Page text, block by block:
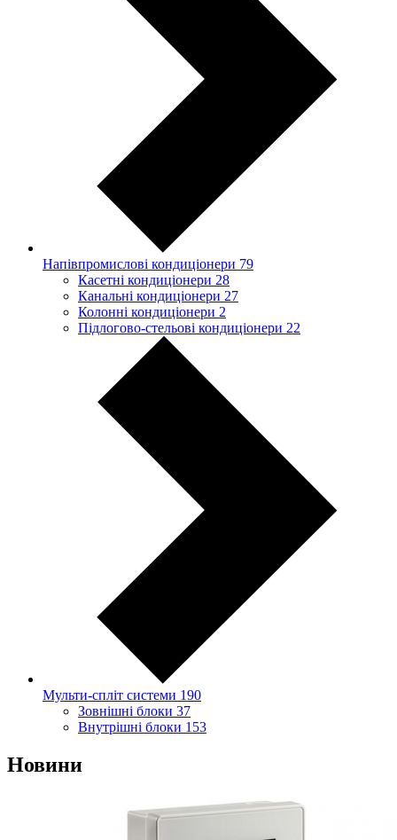
Напівпромислові кондиціонери 79
Касетні кондиціонери 28
Канальні кондиціонери 27
Колонні кондиціонери 2
Підлогово-стельові кондиціонери 22
Мульти-спліт системи 190
Зовнішні блоки 37
Внутрішні блоки 153
Новини